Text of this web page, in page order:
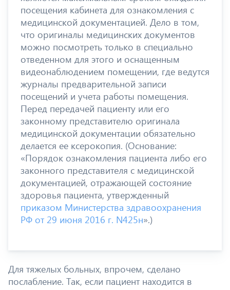
посещения кабинета для ознакомления с
медицинской документацией. Дело в том,
что оригиналы медицинских документов
можно посмотреть только в специально
отведенном для этого и оснащенным
видеонаблюдением помещении, где ведутся
журналы предварительной записи
посещений и учета работы помещения.
Перед передачей пациенту или его
законному представителю оригинала
медицинской документации обязательно
делается ее ксерокопия. (Основание:
«Порядок ознакомления пациента либо его
законного представителя с медицинской
документацией, отражающей состояние
здоровья пациента, утвержденный
приказом Министерства здравоохранения
РФ от 29 июня 2016 г. N425н».)
Для тяжелых больных, впрочем, сделано
послабление. Так, если пациент находится в